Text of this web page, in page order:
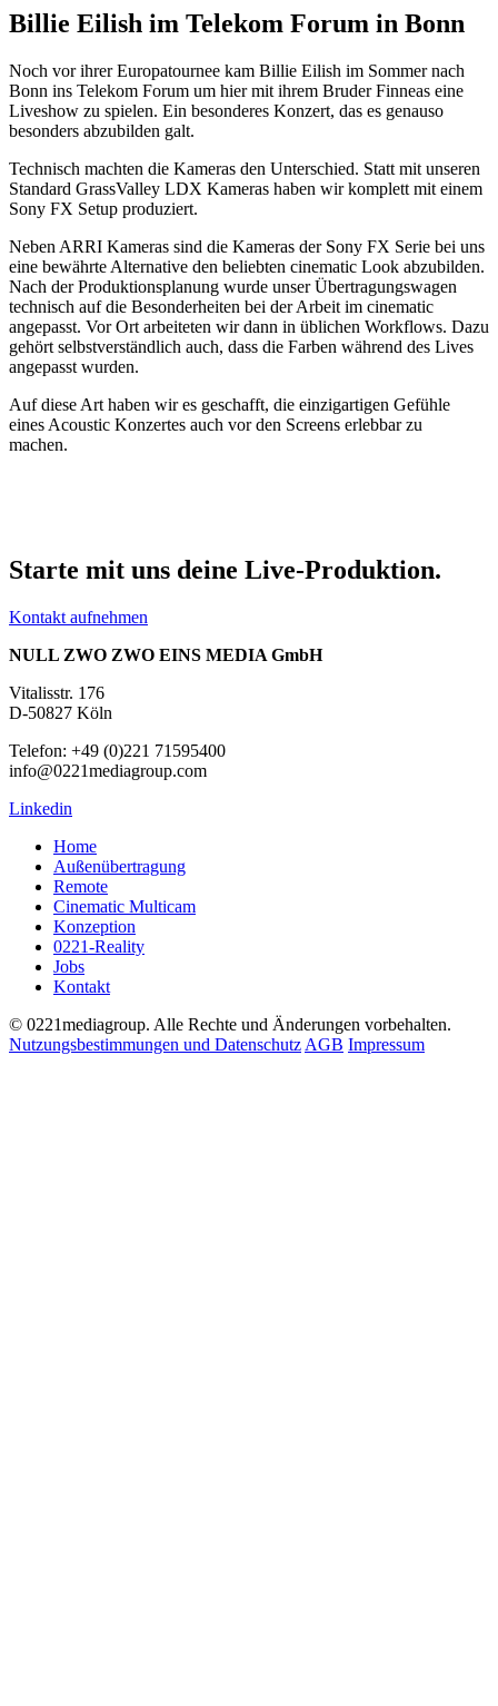
Billie Eilish im Telekom Forum in Bonn
Noch vor ihrer Europatournee kam Billie Eilish im Sommer nach
Bonn ins Telekom Forum um hier mit ihrem Bruder Finneas eine
Liveshow zu spielen. Ein besonderes Konzert, das es genauso
besonders abzubilden galt.
Technisch machten die Kameras den Unterschied. Statt mit unseren
Standard GrassValley LDX Kameras haben wir komplett mit einem
Sony FX Setup produziert.
Neben ARRI Kameras sind die Kameras der Sony FX Serie bei uns
eine bewährte Alternative den beliebten cinematic Look abzubilden.
Nach der Produktionsplanung wurde unser Übertragungswagen
technisch auf die Besonderheiten bei der Arbeit im cinematic
angepasst. Vor Ort arbeiteten wir dann in üblichen Workflows. Dazu
gehört selbstverständlich auch, dass die Farben während des Lives
angepasst wurden.
Auf diese Art haben wir es geschafft, die einzigartigen Gefühle
eines Acoustic Konzertes auch vor den Screens erlebbar zu
machen.
Starte mit uns deine Live-Produktion.
Kontakt aufnehmen
NULL ZWO ZWO EINS MEDIA GmbH
Vitalisstr. 176
D-50827 Köln
Telefon: +49 (0)221 71595400
info@0221mediagroup.com
Linkedin
Home
Außenübertragung
Remote
Cinematic Multicam
Konzeption
0221-Reality
Jobs
Kontakt
© 0221mediagroup. Alle Rechte und Änderungen vorbehalten.
Nutzungsbestimmungen und Datenschutz AGB Impressum